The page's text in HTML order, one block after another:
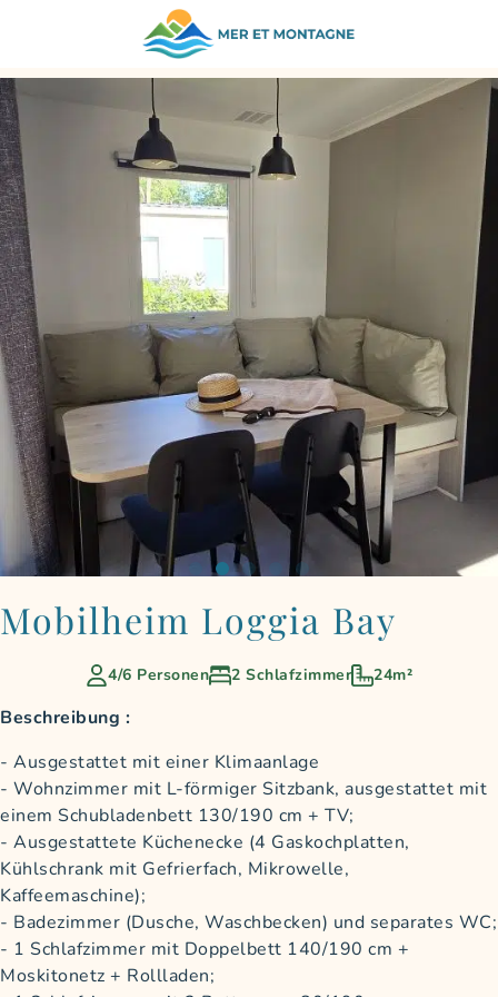
ZURÜCK ZU DEN UNTERKÜNFTEN
Mobilheim Loggia Bay
4/6 Personen 2 Schlafzimmer 24m²
Beschreibung :
Ausgestattet mit einer Klimaanlage
Wohnzimmer mit L-förmiger Sitzbank, ausgestattet mit
einem Schubladenbett 130/190 cm + TV;
Ausgestattete Küchenecke (4 Gaskochplatten,
Kühlschrank mit Gefrierfach, Mikrowelle,
Kaffeemaschine);
Badezimmer (Dusche, Waschbecken) und separates WC;
1 Schlafzimmer mit Doppelbett 140/190 cm +
Moskitonetz + Rollladen;